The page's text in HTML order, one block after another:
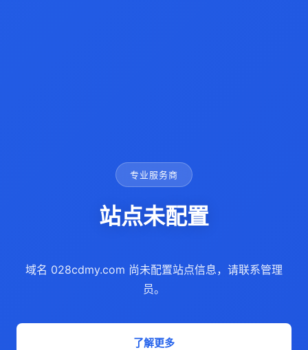
专业服务商
站点未配置
域名 028cdmy.com 尚未配置站点信息，请联系管理
员。
了解更多